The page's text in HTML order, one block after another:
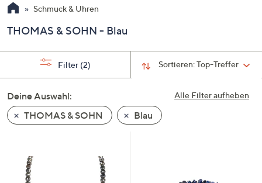
Sie
Pfeiltasten
nach
und
nach
unten
oder
Touch-
Schmuck & Uhren
THOMAS & SOHN - Blau
Sortieren:Top-Treffer
Filter (2)
Alle Filter aufheben
Deine Auswahl:
THOMAS & SOHN
Blau